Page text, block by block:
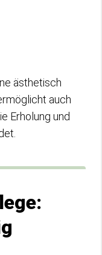
ästhetisch
auch
Erholung und